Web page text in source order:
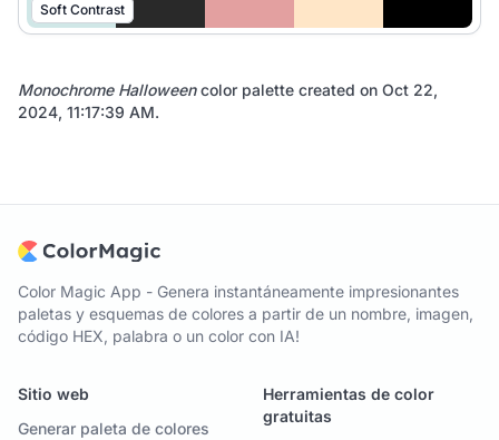
Soft Contrast
Monochrome Halloweencolor palette created on Oct 22,
2024, 11:17:39 AM.
Color Magic App - Genera instantáneamente impresionantes
paletas y esquemas de colores a partir de un nombre, imagen,
código HEX, palabra o un color con IA!
Sitio web
Generar paleta de colores
Herramientas de color
gratuitas